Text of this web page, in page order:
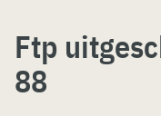
Ftp
88